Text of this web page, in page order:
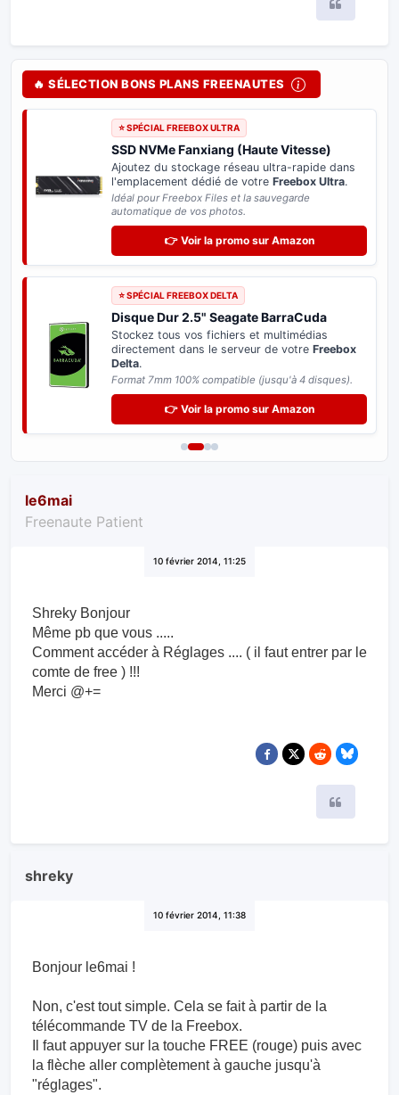
🔥 SÉLECTION BONS PLANS FREENAUTES
⭐ SPÉCIAL FREEBOX ULTRA
SSD NVMe Fanxiang (Haute Vitesse)
Ajoutez du stockage réseau ultra-rapide dans
l'emplacement dédié de votre Freebox Ultra.
Idéal pour Freebox Files et la sauvegarde
automatique de vos photos.
👉 Voir la promo sur Amazon
⭐ SPÉCIAL FREEBOX DELTA
Disque Dur 2.5" Seagate BarraCuda
Stockez tous vos fichiers et multimédias
directement dans le serveur de votre Freebox
Delta.
Format 7mm 100% compatible (jusqu'à 4 disques).
👉 Voir la promo sur Amazon
le6mai
Freenaute Patient
10 février 2014, 11:25
Shreky Bonjour
Même pb que vous .....
Comment accéder à Réglages .... ( il faut entrer par le
comte de free ) !!!
Merci @+=
shreky
10 février 2014, 11:38
Bonjour le6mai !
Non, c'est tout simple. Cela se fait à partir de la
télécommande TV de la Freebox.
Il faut appuyer sur la touche FREE (rouge) puis avec
la flèche aller complètement à gauche jusqu'à
"réglages".